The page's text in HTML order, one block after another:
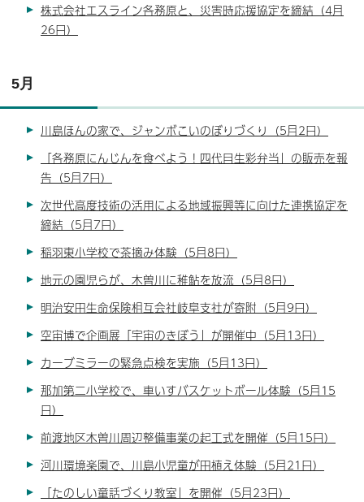
株式会社エスライン各務原と、災害時応援協定を締結（4月
26日）
5月
川島ほんの家で、ジャンボこいのぼりづくり（5月2日）
「各務原にんじんを食べよう！四代目生彩弁当」の販売を報
告（5月7日）
次世代高度技術の活用による地域振興等に向けた連携協定を
締結（5月7日）
稲羽東小学校で茶摘み体験（5月8日）
地元の園児らが、木曽川に稚鮎を放流（5月8日）
明治安田生命保険相互会社岐阜支社が寄附（5月9日）
空宙博で企画展「宇宙のきぼう」が開催中（5月13日）
カーブミラーの緊急点検を実施（5月13日）
那加第二小学校で、車いすバスケットボール体験（5月15
日）
前渡地区木曽川周辺整備事業の起工式を開催（5月15日）
河川環境楽園で、川島小児童が田植え体験（5月21日）
「たのしい童話づくり教室」を開催（5月23日）